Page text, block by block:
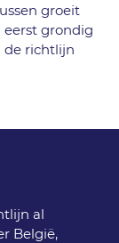
groeit
eerst grondig
de richtlijn
al
België,